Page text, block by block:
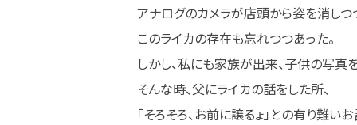
アナログのカメラが店頭から姿を消しつ
このライカの存在も忘れつつあった。
しかし、私にも家族が出来、子供の写真
そんな時、父にライカの話をした所、
「そろそろ、お前に譲るょ」との有り難い